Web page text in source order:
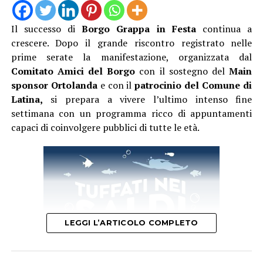
Il successo diBorgo Grappa in Festacontinua a
crescere. Dopo il grande riscontro registrato nelle
prime serate la manifestazione, organizzata dal
Comitato Amici del Borgo con il sostegno delMain
sponsor Ortolandae con ilpatrocinio del Comune di
Latina, si prepara a vivere l’ultimo intenso fine
settimana con un programma ricco di appuntamenti
capaci di coinvolgere pubblici di tutte le età.
LEGGI L’ARTICOLO COMPLETO